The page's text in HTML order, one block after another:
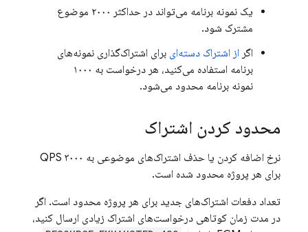
یک نمونه برنامه می‌تواند در حداکثر ۲۰۰۰ موضوع
مشترک شود.
اگر از اشتراک دسته‌ای برای اشتراک‌گذاری نمونه‌های
برنامه استفاده می‌کنید، هر درخواست به ۱۰۰۰
نمونه برنامه محدود می‌شود.
محدود کردن اشتراک
نرخ اضافه کردن یا حذف اشتراک‌های موضوعی به ۳۰۰۰ QPS
برای هر پروژه محدود شده است.
تعداد دفعات اشتراک‌های جدید برای هر پروژه محدود است. اگر
در مدت زمان کوتاهی درخواست‌های اشتراک زیادی ارسال کنید،